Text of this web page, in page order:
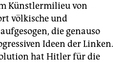
Künstlermilieu von
völkische und
die genauso
Ideen der Linken.
hat Hitler für die